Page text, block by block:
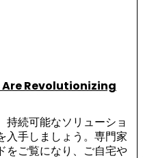
Are Revolutionizing
持続可能なソリューショ
入手しましょう。専門家
をご覧になり、ご自宅や